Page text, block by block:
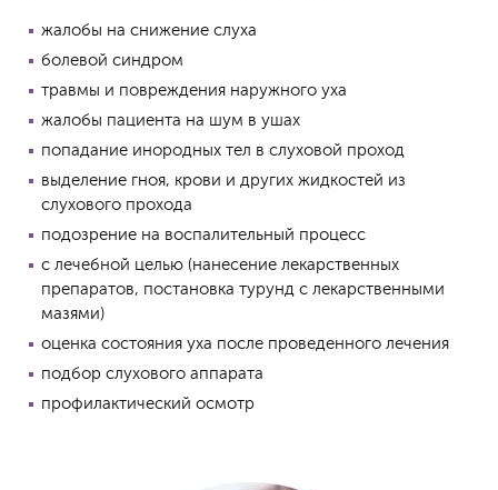
жалобы на снижение слуха
болевой синдром
травмы и повреждения наружного уха
жалобы пациента на шум в ушах
попадание инородных тел в слуховой проход
выделение гноя, крови и других жидкостей из
слухового прохода
подозрение на воспалительный процесс
с лечебной целью (нанесение лекарственных
препаратов, постановка турунд с лекарственными
мазями)
оценка состояния уха после проведенного лечения
подбор слухового аппарата
профилактический осмотр